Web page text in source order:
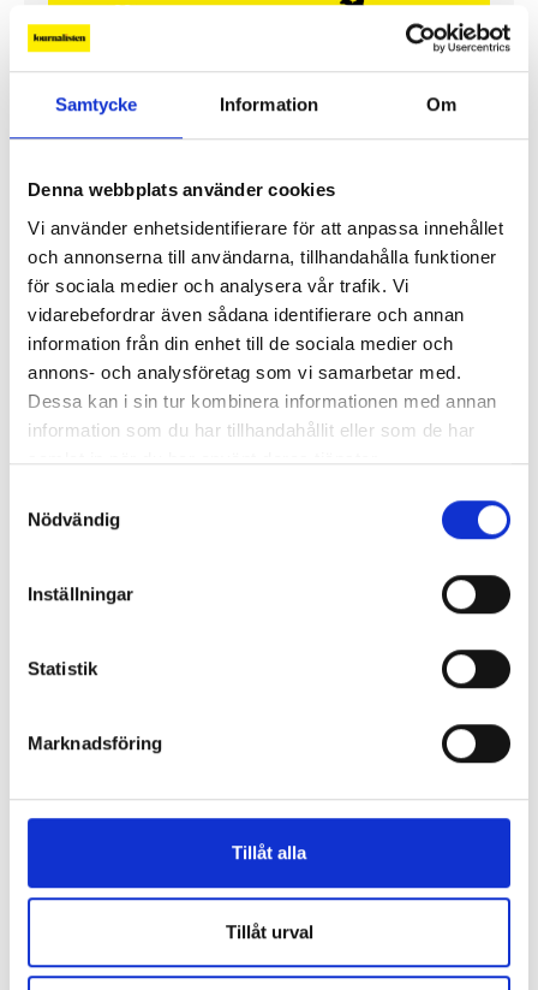
Samtycke Information Om
Denna webbplats använder cookies
Vi använder enhetsidentifierare för att anpassa innehållet
och annonserna till användarna, tillhandahålla funktioner
för sociala medier och analysera vår trafik. Vi
vidarebefordrar även sådana identifierare och annan
information från din enhet till de sociala medier och
annons- och analysföretag som vi samarbetar med.
Dessa kan i sin tur kombinera informationen med annan
information som du har tillhandahållit eller som de har
samlat in när du har använt deras tjänster.
Nödvändig
Inställningar
Statistik
Marknadsföring
Tillåt alla
Tillåt urval
Så mycket tjänar mediecheferna
Så mycket tjänar 260 mediechefer
chefredaktörerna
REPORTAGE